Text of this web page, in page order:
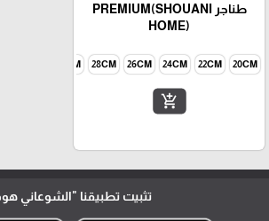
طناجر PREMIUM(SHOUANI
HOME)
20CM
22CM
24CM
26CM
28CM
30CM
add_shopping_cart
تثبيت تطبيقنا "الشوعاني